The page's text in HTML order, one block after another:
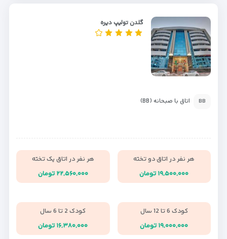
گلدن تولیپ دیره
BB اتاق با صبحانه (BB)
هر نفر در اتاق دو تخته
۱۹,۵۰۰,۰۰۰ تومان
هر نفر در اتاق یک تخته
۲۲,۵۶۰,۰۰۰ تومان
کودک 6 تا 12 سال
۱۹,۰۰۰,۰۰۰ تومان
کودک 2 تا 6 سال
۱۶,۳۸۰,۰۰۰ تومان